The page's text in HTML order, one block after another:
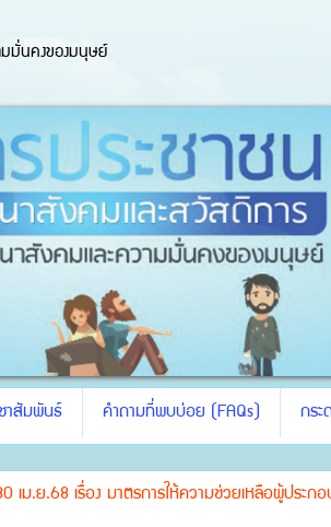
มมั่นคงของมนุษย์
าสัมพันธ์ คำถามที่พบบ่อย (FAQs) กระ
ย.68 เรื่อง มาตรการให้ความช่วยเหลือผู้ประกอบ